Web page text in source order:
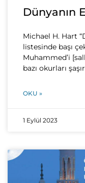
Dünyanın
Michael H. Hart
listesinde başı
Muhammed’i
bazı okurları
OKU »
1 Eylül 2023